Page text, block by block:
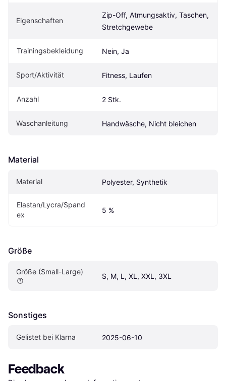
Eigenschaften
Zip-Off, Atmungsaktiv, Taschen,
Stretchgewebe
Trainingsbekleidung Nein, Ja
Sport/Aktivität Fitness, Laufen
Anzahl 2 Stk.
Waschanleitung Handwäsche, Nicht bleichen
Material
Material Polyester, Synthetik
Elastan/Lycra/Spand
ex
5 %
Größe
Größe (Small-Large)
S, M, L, XL, XXL, 3XL
Sonstiges
Gelistet bei Klarna 2025-06-10
Feedback